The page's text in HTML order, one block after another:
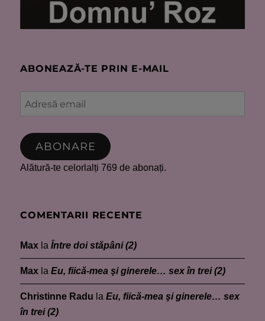
ABONEAZĂ-TE PRIN E-MAIL
Adresă
email
ABONARE
Alătură-te celorlalți 769 de abonați.
COMENTARII RECENTE
Max laÎntre doi stăpâni (2)
Max laEu, fiică-mea şi ginerele… sex în trei (2)
Christinne Radu laEu, fiică-mea şi ginerele… sex
în trei (2)